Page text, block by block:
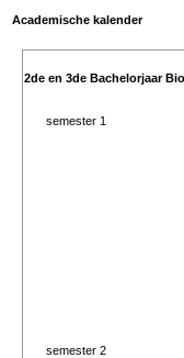
Academische kalender
2de en 3de Bachelorjaar
semester 1
semester 2